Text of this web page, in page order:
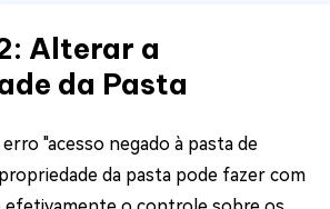
Alterar a
da Pasta
"acesso negado à pasta de
da pasta pode fazer com